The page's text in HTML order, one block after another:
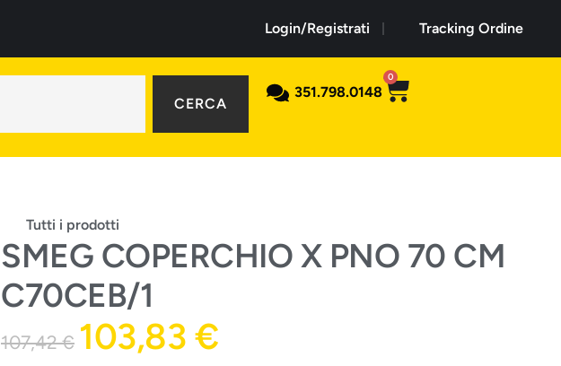
Login/Registrati Tracking Ordine
CERCA
351.798.0148
0
Tutti i prodotti
SMEG COPERCHIO X PNO 70 CM
C70CEB/1
107,42€ 103,83 €